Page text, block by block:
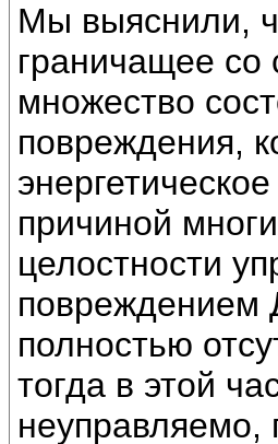
Мы выяснили,
граничащее со
множество
повреждения,
причиной
целостности
повреждением
полностью
тогда в этой
неуправляемо,